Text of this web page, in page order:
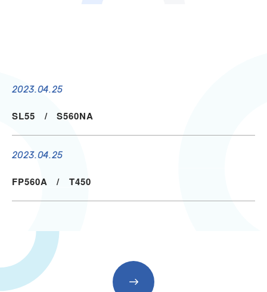
2023.04.25
SL55 / S560NA
2023.04.25
FP560A / T450